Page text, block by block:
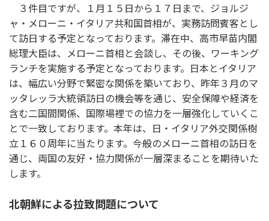
３件目ですが、１月１５日から１７日まで、ジョルジ
ャ・メローニ・イタリア共和国首相が、実務訪問賓客とし
て訪日する予定となっております。滞在中、高市早苗内閣
総理大臣は、メローニ首相と会談し、その後、ワーキング
ランチを実施する予定となっております。日本とイタリア
は、幅広い分野で緊密な関係を築いており、昨年３月のマ
ッタレッラ大統領訪日の機会等を通じ、安全保障や経済を
含む二国間関係、国際場裡での協力を一層強化していくこ
とで一致しております。本年は、日・イタリア外交関係樹
立１６０周年に当たります。今般のメローニ首相の訪日を
通じ、両国の友好・協力関係が一層深まることを期待いた
します。
北朝鮮による拉致問題について